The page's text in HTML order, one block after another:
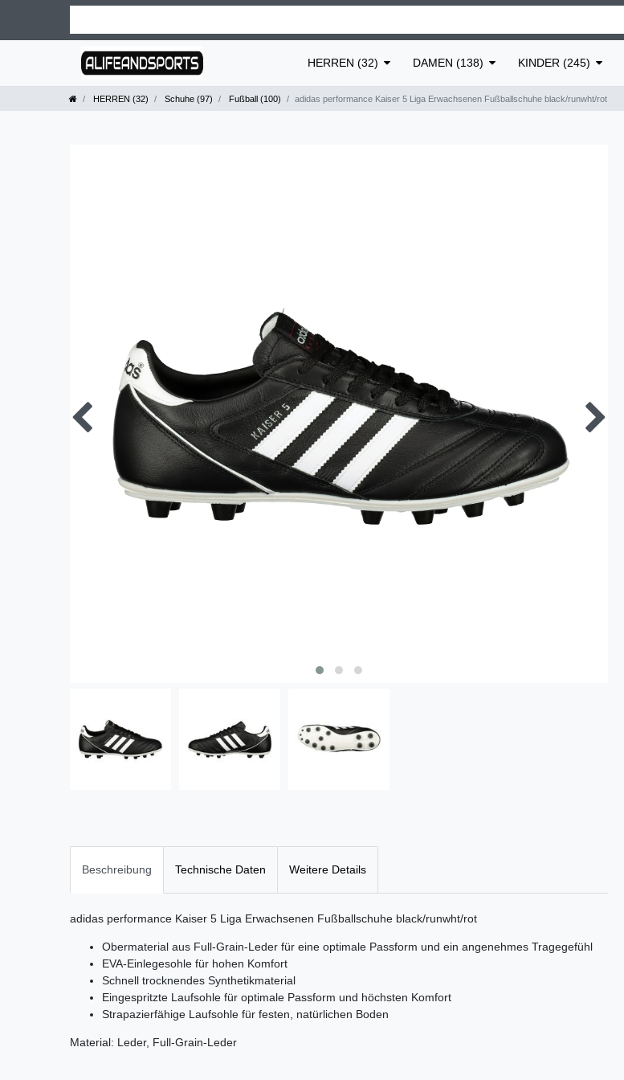
HERREN (32) DAMEN (138) KINDER (245)
HERREN (32) Schuhe (97) Fußball (100) adidas performance Kaiser 5 Liga Erwachsenen Fußballschuhe black/runwht/rot
Beschreibung Technische Daten Weitere Details
adidas performance Kaiser 5 Liga Erwachsenen Fußballschuhe black/runwht/rot
Obermaterial aus Full-Grain-Leder für eine optimale Passform und ein angenehmes Tragegefühl
EVA-Einlegesohle für hohen Komfort
Schnell trocknendes Synthetikmaterial
Eingespritzte Laufsohle für optimale Passform und höchsten Komfort
Strapazierfähige Laufsohle für festen, natürlichen Boden
Material: Leder, Full-Grain-Leder